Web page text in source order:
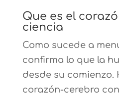
Que es el
ciencia
Como sucede a
confirma lo que la
desde su comienzo.
corazón-cerebro